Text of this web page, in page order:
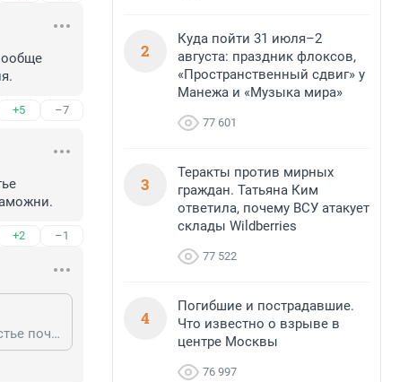
+5 –7
+2 –1
Так было бы честнее. О они препочитают издевительства. Сам имел счастье почуствовать на латвийско-белорусской границе со сторны латвийской таможни.
2
Куда пойти 31 июля–2
августа: праздник флоксов,
«Пространственный сдвиг» у
Манежа и «Музыка мира»
77 601
3
Теракты против мирных
граждан. Татьяна Ким
ответила, почему ВСУ атакует
склады Wildberries
77 522
4
Погибшие и пострадавшие.
Что известно о взрыве в
центре Москвы
76 997